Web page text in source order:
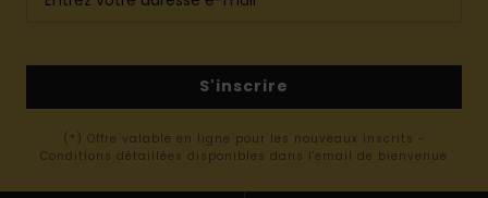
S'inscrire
(*) Offre valable en ligne pour les nouveaux inscrits -
Conditions détaillées disponibles dans l'email de bienvenue